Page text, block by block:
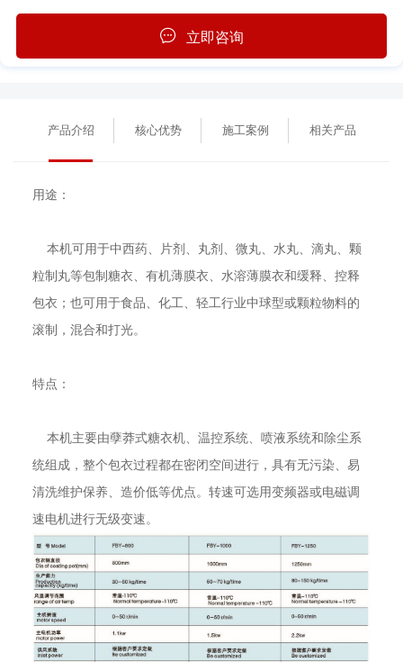
立即咨询
产品介绍 核心优势 施工案例 相关产品
用途：
本机可用于中西药、片剂、丸剂、微丸、水丸、滴丸、颗
粒制丸等包制糖衣、有机薄膜衣、水溶薄膜衣和缓释、控释
包衣；也可用于食品、化工、轻工行业中球型或颗粒物料的
滚制，混合和打光。
特点：
本机主要由孽莽式糖衣机、温控系统、喷液系统和除尘系
统组成，整个包衣过程都在密闭空间进行，具有无污染、易
清洗维护保养、造价低等优点。转速可选用变频器或电磁调
速电机进行无级变速。